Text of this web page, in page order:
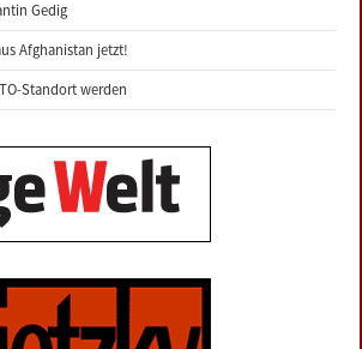
Gedig
Afghanistan jetzt!
Standort werden